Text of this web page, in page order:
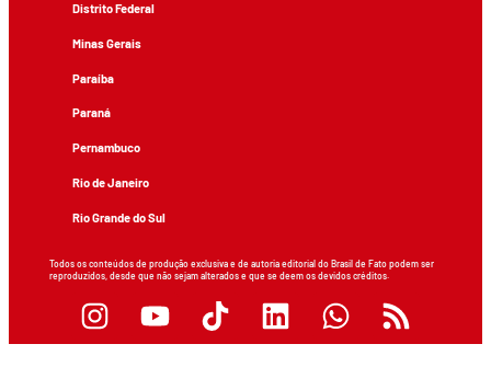
Distrito Federal
Minas Gerais
Paraíba
Paraná
Pernambuco
Rio de Janeiro
Rio Grande do Sul
Todos os conteúdos de produção exclusiva e de autoria editorial do Brasil de Fato podem ser
reproduzidos, desde que não sejam alterados e que se deem os devidos créditos.